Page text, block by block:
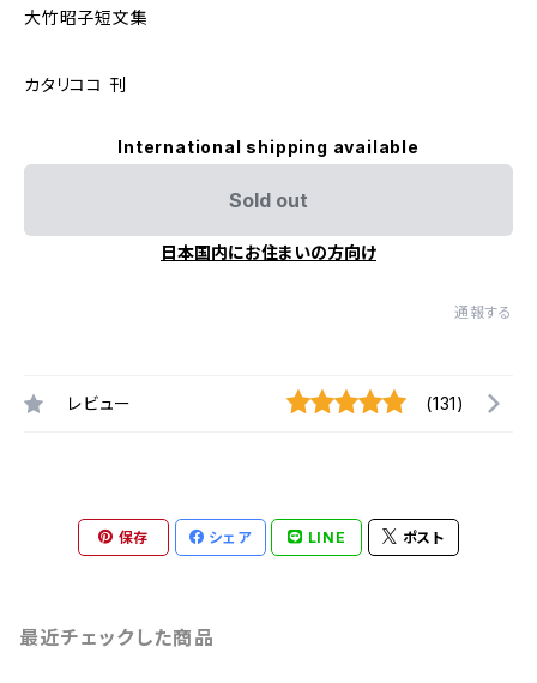
大竹昭子短文集
カタリココ 刊
International shipping available
Sold out
日本国内にお住まいの方向け
通報する
レビュー (131)
保存 シェア LINE ポスト
最近チェックした商品